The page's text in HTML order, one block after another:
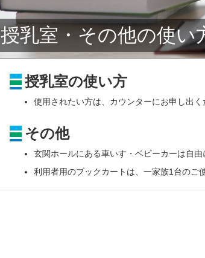
授乳室・その他の使い
授乳室の使い方
使用されたい方は、カウンターにお申し出
その他
玄関ホールにある車いす・ベビーカーは自
利用者用のブックカートは、一家族1台のご